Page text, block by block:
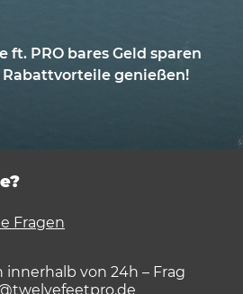
ft. PRO bares Geld sparen
genießen!
Fragen
von 24h – Frag